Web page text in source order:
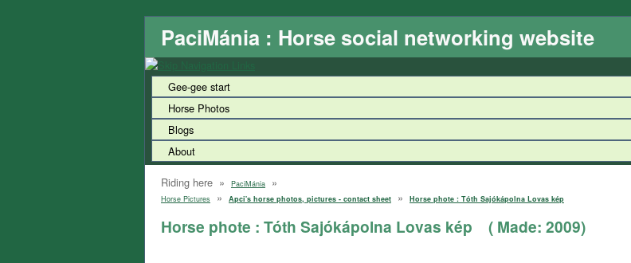
PaciMánia : Horse social networking website
Gee-gee start
Horse Photos
Blogs
About
Riding here » PaciMánia »
Horse Pictures » Apci's horse photos, pictures - contact sheet » Horse phote : Tóth Sajókápolna Lovas kép
Horse phote : Tóth Sajókápolna Lovas kép ( Made: 2009)